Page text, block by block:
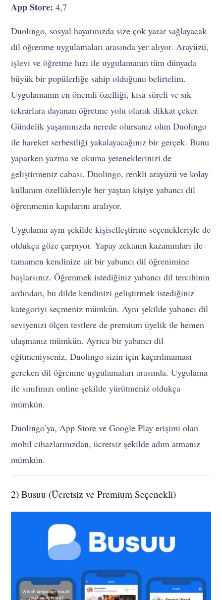
App Store: 4,7
Duolingo, sosyal hayatınızda size çok yarar sağlayacak
dil öğrenme uygulamaları arasında yer alıyor. Arayüzü,
işlevi ve öğretme hızı ile uygulamanın tüm dünyada
büyük bir popülerliğe sahip olduğunu belirtelim.
Uygulamanın en önemli özelliği, kısa süreli ve sık
tekrarlara dayanan öğretme yolu olarak dikkat çeker.
Gündelik yaşamınızda nerede olursanız olun Duolingo
ile hareket serbestliği yakalayacağınız bir gerçek. Bunu
yaparken yazma ve okuma yeteneklerinizi de
geliştirmeniz cabası. Duolingo, renkli arayüzü ve kolay
kullanım özellikleriyle her yaştan kişiye yabancı dil
öğrenmenin kapılarını aralıyor.
Uygulama aynı şekilde kişiselleştirme seçenekleriyle de
oldukça göze çarpıyor. Yapay zekanın kazanımları ile
tamamen kendinize ait bir yabancı dil öğrenimine
başlarsınız. Öğrenmek istediğiniz yabancı dil tercihinin
ardından, bu dilde kendinizi geliştirmek istediğiniz
kategoriyi seçmeniz mümkün. Aynı şekilde yabancı dil
seviyenizi ölçen testlere de premium üyelik ile hemen
ulaşmanız mümkün. Ayrıca bir yabancı dil
eğitmeniyseniz, Duolingo sizin için kaçırılmaması
gereken dil öğrenme uygulamaları arasında. Uygulama
ile sınıfınızı online şekilde yürütmeniz oldukça
mümkün.
Duolingo’ya, App Store ve Google Play erişimi olan
mobil cihazlarınızdan, ücretsiz şekilde adım atmanız
mümkün.
2) Busuu (Ücretsiz ve Premium Seçenekli)